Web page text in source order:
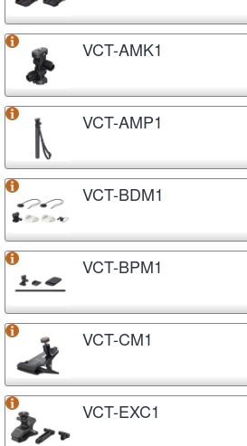
VCT-AMK1
VCT-AMP1
VCT-BDM1
VCT-BPM1
VCT-CM1
VCT-EXC1